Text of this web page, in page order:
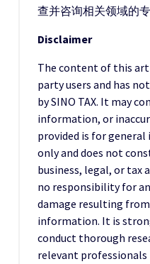
查并咨询相关领域的专
Disclaimer
The content of this
party users and has
by SINO TAX. It may
information, or
provided is for
only and does not
business, legal, or tax
no responsibility for
damage resulting
information. It is
conduct thorough
relevant